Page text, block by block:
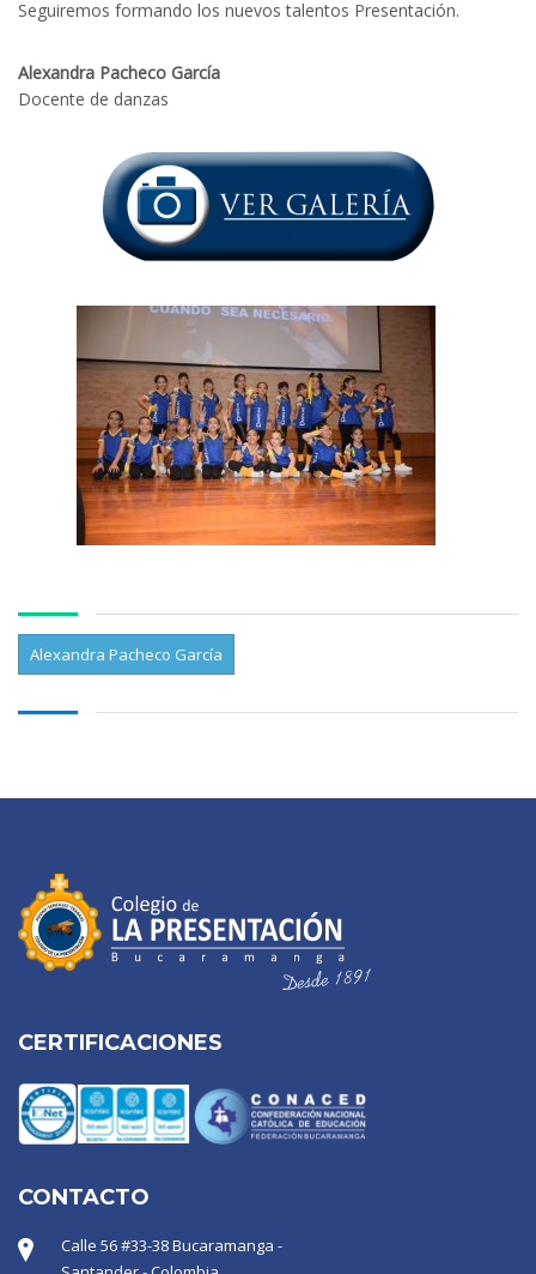
Seguiremos formando los nuevos talentos Presentación.
Alexandra Pacheco García
Docente de danzas
Alexandra Pacheco García
CERTIFICACIONES
CONTACTO
Calle 56 #33-38 Bucaramanga -